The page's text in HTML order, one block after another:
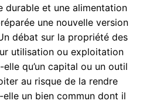
durable et une alimentation
une nouvelle version
débat sur la propriété des
utilisation ou exploitation
elle qu’un capital ou un outil
au risque de la rendre
un bien commun dont il